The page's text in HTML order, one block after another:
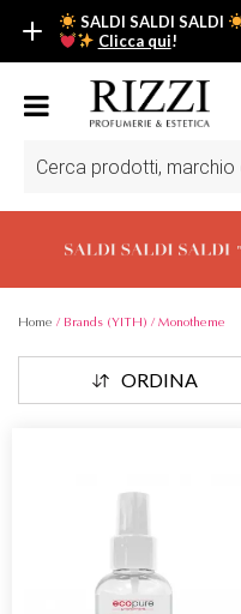
SALDI SALDI SALDI
Clicca qui!
SALDI SALDI SALDI
Fino al -50% su tantissimi
Scopri tutti i prodotti in
prodotti
Home / Brands (YITH) / Monotheme
ORDINA